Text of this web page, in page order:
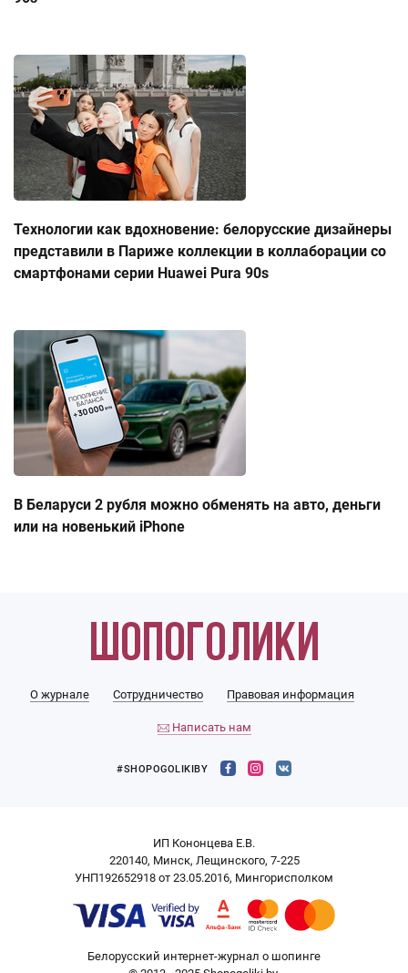
Технологии как вдохновение: белорусские дизайнеры
представили в Париже коллекции в коллаборации со
смартфонами серии Huawei Pura 90s
В Беларуси 2 рубля можно обменять на авто, деньги
или на новенький iPhone
О журнале Сотрудничество Правовая информация
Написать нам
#SHOPOGOLIKIBY
ИП Кононцева Е.В.
220140, Минск, Лещинского, 7-225
УНП192652918 от 23.05.2016, Мингорисполком
Белорусский интернет-журнал о шопинге